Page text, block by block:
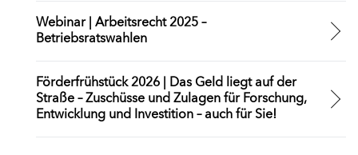
Webinar | Arbeitsrecht 2025 –
Betriebsratswahlen
Förderfrühstück 2026 | Das Geld liegt auf der
Straße – Zuschüsse und Zulagen für Forschung,
Entwicklung und Investition – auch für Sie!